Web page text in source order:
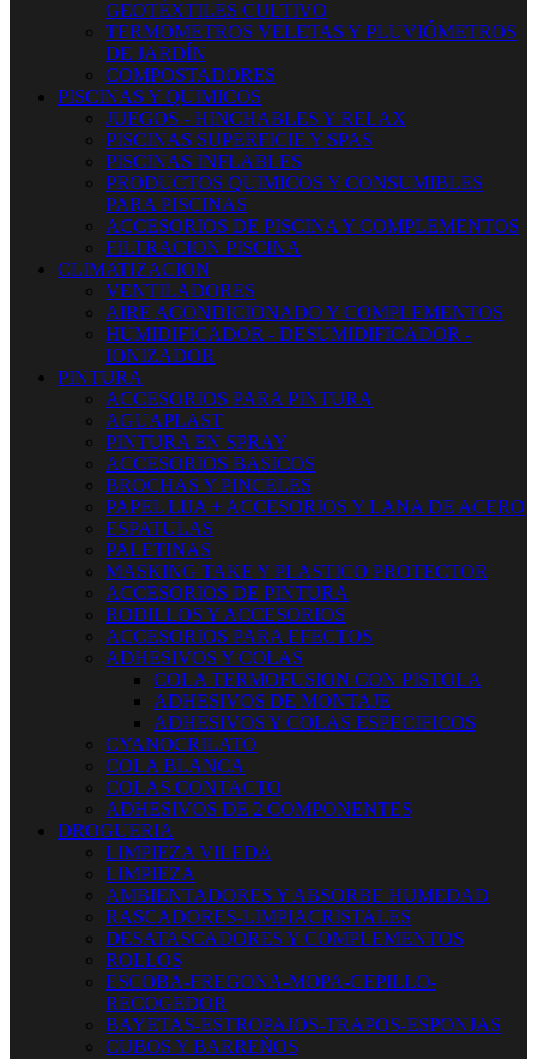
GEOTÉXTILES CULTIVO
TERMOMETROS VELETAS Y PLUVIÓMETROS
DE JARDÍN
COMPOSTADORES
PISCINAS Y QUIMICOS
JUEGOS - HINCHABLES Y RELAX
PISCINAS SUPERFICIE Y SPAS
PISCINAS INFLABLES
PRODUCTOS QUIMICOS Y CONSUMIBLES
PARA PISCINAS
ACCESORIOS DE PISCINA Y COMPLEMENTOS
FILTRACION PISCINA
CLIMATIZACION
VENTILADORES
AIRE ACONDICIONADO Y COMPLEMENTOS
HUMIDIFICADOR - DESUMIDIFICADOR -
IONIZADOR
PINTURA
ACCESORIOS PARA PINTURA
AGUAPLAST
PINTURA EN SPRAY
ACCESORIOS BASICOS
BROCHAS Y PINCELES
PAPEL LIJA + ACCESORIOS Y LANA DE ACERO
ESPATULAS
PALETINAS
MASKING TAKE Y PLASTICO PROTECTOR
ACCESORIOS DE PINTURA
RODILLOS Y ACCESORIOS
ACCESORIOS PARA EFECTOS
ADHESIVOS Y COLAS
COLA TERMOFUSION CON PISTOLA
ADHESIVOS DE MONTAJE
ADHESIVOS Y COLAS ESPECIFICOS
CYANOCRILATO
COLA BLANCA
COLAS CONTACTO
ADHESIVOS DE 2 COMPONENTES
DROGUERIA
LIMPIEZA VILEDA
LIMPIEZA
AMBIENTADORES Y ABSORBE HUMEDAD
RASCADORES-LIMPIACRISTALES
DESATASCADORES Y COMPLEMENTOS
ROLLOS
ESCOBA-FREGONA-MOPA-CEPILLO-
RECOGEDOR
BAYETAS-ESTROPAJOS-TRAPOS-ESPONJAS
CUBOS Y BARREÑOS